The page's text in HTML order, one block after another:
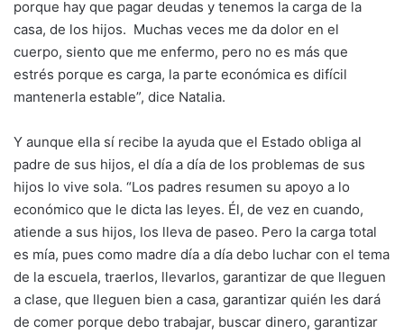
porque hay que pagar deudas y tenemos la carga de la
casa, de los hijos. Muchas veces me da dolor en el
cuerpo, siento que me enfermo, pero no es más que
estrés porque es carga, la parte económica es difícil
mantenerla estable”, dice Natalia.
Y aunque ella sí recibe la ayuda que el Estado obliga al
padre de sus hijos, el día a día de los problemas de sus
hijos lo vive sola. “Los padres resumen su apoyo a lo
económico que le dicta las leyes. Él, de vez en cuando,
atiende a sus hijos, los lleva de paseo. Pero la carga total
es mía, pues como madre día a día debo luchar con el tema
de la escuela, traerlos, llevarlos, garantizar de que lleguen
a clase, que lleguen bien a casa, garantizar quién les dará
de comer porque debo trabajar, buscar dinero, garantizar